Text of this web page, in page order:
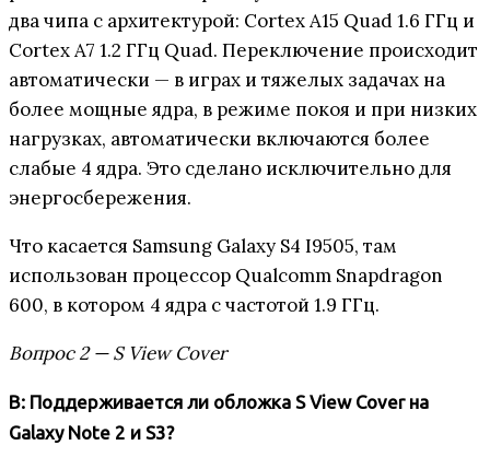
два чипа с архитектурой: Cortex A15 Quad 1.6 ГГц и
Cortex A7 1.2 ГГц Quad. Переключение происходит
автоматически — в играх и тяжелых задачах на
более мощные ядра, в режиме покоя и при низких
нагрузках, автоматически включаются более
слабые 4 ядра. Это сделано исключительно для
энергосбережения.
Что касается Samsung Galaxy S4 I9505, там
использован процессор Qualcomm Snapdragon
600, в котором 4 ядра с частотой 1.9 ГГц.
Вопрос 2 — S View Cover
В: Поддерживается ли обложка S View Cover на
Galaxy Note 2 и S3?